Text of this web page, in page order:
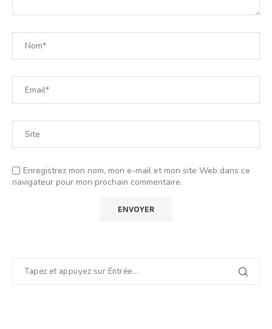
Enregistrez mon nom, mon e-mail et mon site Web dans ce
navigateur pour mon prochain commentaire.